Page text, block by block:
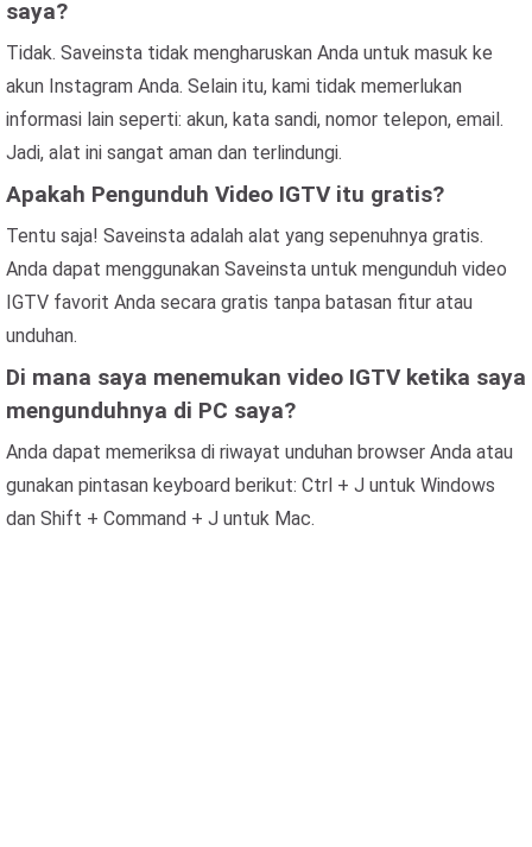
saya?
Tidak. Saveinsta tidak mengharuskan Anda untuk masuk ke
akun Instagram Anda. Selain itu, kami tidak memerlukan
informasi lain seperti: akun, kata sandi, nomor telepon, email.
Jadi, alat ini sangat aman dan terlindungi.
Apakah Pengunduh Video IGTV itu gratis?
Tentu saja! Saveinsta adalah alat yang sepenuhnya gratis.
Anda dapat menggunakan Saveinsta untuk mengunduh video
IGTV favorit Anda secara gratis tanpa batasan fitur atau
unduhan.
Di mana saya menemukan video IGTV ketika saya
mengunduhnya di PC saya?
Anda dapat memeriksa di riwayat unduhan browser Anda atau
gunakan pintasan keyboard berikut: Ctrl + J untuk Windows
dan Shift + Command + J untuk Mac.